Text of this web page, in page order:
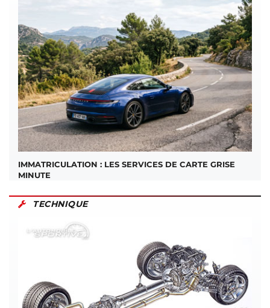
IMMATRICULATION : LES SERVICES DE CARTE GRISE
MINUTE
TECHNIQUE